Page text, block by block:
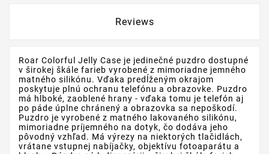
Reviews
Roar Colorful Jelly Case je jedinečné puzdro dostupné
v širokej škále farieb vyrobené z mimoriadne jemného
matného silikónu. Vďaka predĺženým okrajom
poskytuje plnú ochranu telefónu a obrazovke. Puzdro
má hlboké, zaoblené hrany - vďaka tomu je telefón aj
po páde úplne chránený a obrazovka sa nepoškodí.
Puzdro je vyrobené z matného lakovaného silikónu,
mimoriadne príjemného na dotyk, čo dodáva jeho
pôvodný vzhľad. Má výrezy na niektorých tlačidlách,
vrátane vstupnej nabíjačky, objektívu fotoaparátu a